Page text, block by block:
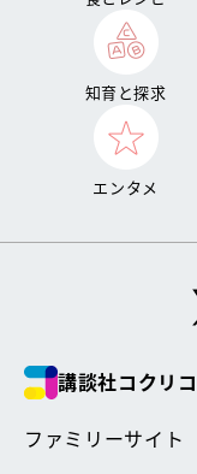
知育と探求
エンタメ
講談社コクリコ
ファミリーサイト